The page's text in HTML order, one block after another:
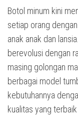
Botol minum kini
setiap orang
anak anak dan
berevolusi dengan
masing golongan
berbagai model
kebutuhannya
kualitas yang terbaik